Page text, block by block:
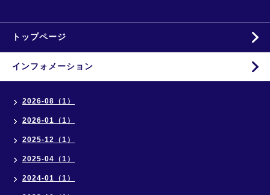
トップページ
インフォメーション
2026-08（1）
2026-01（1）
2025-12（1）
2025-04（1）
2024-01（1）